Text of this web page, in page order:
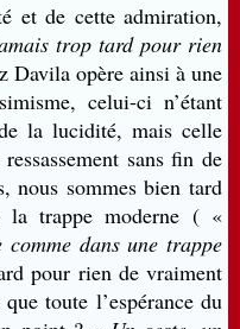
et de cette admiration,
trop tard pour rien
Davila opère ainsi à une
celui-ci n’étant
la lucidité, mais celle
sans fin de
nous sommes bien tard
la trappe moderne ( «
comme dans une trappe
pour rien de vraiment
toute l’espérance du